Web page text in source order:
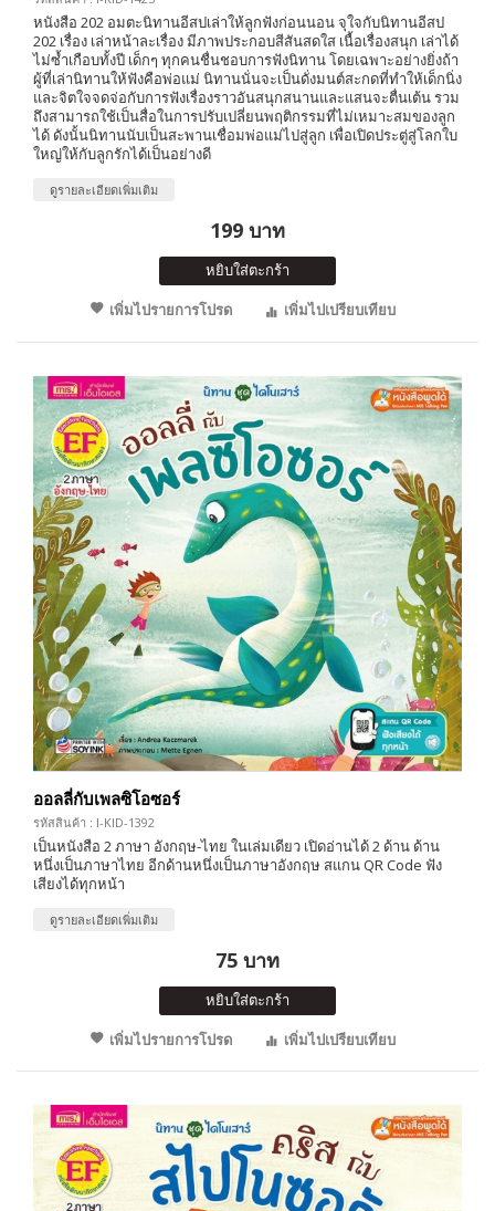
หนังสือ 202 อมตะนิทานอีสปเล่าให้ลูกฟังก่อนนอน จุใจกับนิทานอีสป
202 เรื่อง เล่าหน้าละเรื่อง มีภาพประกอบสีสันสดใส เนื้อเรื่องสนุก เล่าได้
ไม่ซ้ำเกือบทั้งปี เด็กๆ ทุกคนชื่นชอบการฟังนิทาน โดยเฉพาะอย่างยิ่งถ้า
ผู้ที่เล่านิทานให้ฟังคือพ่อแม่ นิทานนั่นจะเป็นดั่งมนต์สะกดที่ทำให้เด็กนิ่ง
และจิตใจจดจ่อกับการฟังเรื่องราวอันสนุกสนานและแสนจะตื่นเต้น รวม
ถึงสามารถใช้เป็นสื่อในการปรับเปลี่ยนพฤติกรรมที่ไม่เหมาะสมของลูก
ได้ ดังนั้นนิทานนับเป็นสะพานเชื่อมพ่อแม่ไปสู่ลูก เพื่อเปิดประตู่สู่โลกใบ
ใหญ่ให้กับลูกรักได้เป็นอย่างดี
ดูรายละเอียดเพิ่มเติม
199 บาท
หยิบใส่ตะกร้า
เพิ่มไปรายการโปรด
เพิ่มไปเปรียบเทียบ
ออลลี่กับเพลซิโอซอร์
รหัสสินค้า : I-KID-1392
เป็นหนังสือ 2 ภาษา อังกฤษ-ไทย ในเล่มเดียว เปิดอ่านได้ 2 ด้าน ด้าน
หนึ่งเป็นภาษาไทย อีกด้านหนึ่งเป็นภาษาอังกฤษ สแกน QR Code ฟัง
เสียงได้ทุกหน้า
ดูรายละเอียดเพิ่มเติม
75 บาท
หยิบใส่ตะกร้า
เพิ่มไปรายการโปรด
เพิ่มไปเปรียบเทียบ